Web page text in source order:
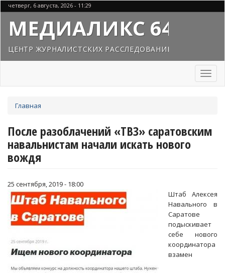
Перейти
к
основному
содержанию
четверг, 6 августа, 2026 - 11:29
МЕДИАЛИКС 64
ЦЕНТР ЖУРНАЛИСТСКИХ РАССЛЕДОВАНИЙ
Toggle
здесь
Главная
После разоблачений «ТВЗ» саратовским
навальнистам начали искать нового
вождя
25 сентября, 2019 - 18:00
Штаб Алексея
Навального в
Саратове
подыскивает
себе нового
координатора
взамен